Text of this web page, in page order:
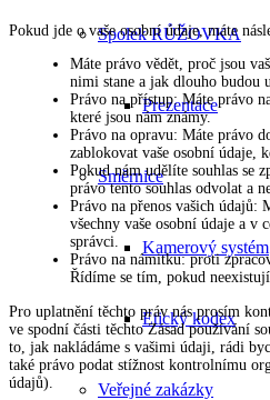
Spolek RŮŽOVKA
Prezentace
Směrnice
Kamerový systém
Etický kodex
Veřejné zakázky
Pokud jde o vaše osobní údaje, máte
Máte právo vědět, proč jsou
nimi stane a jak dlouho budou
Právo na přístup: Máte právo
které jsou nám známy.
Právo na opravu: Máte právo
zablokovat vaše osobní údaje,
Pokud nám udělíte souhlas se
právo tento souhlas odvolat a
Právo na přenos vašich údajů:
všechny vaše osobní údaje a v
správci.
Právo na námitku: proti
Řídíme se tím, pokud
Pro uplatnění těchto práv nás prosím
ve spodní části těchto Zásad používání
to, jak nakládáme s vašimi údaji, rádi
také právo podat stížnost kontrolnímu
údajů).